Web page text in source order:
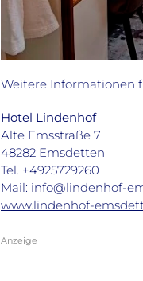
Weitere Informationen
Hotel Lindenhof
Alte Emsstraße 7
48282 Emsdetten
Tel. +4925729260
Mail: info@lindenhof-
www.lindenhof-
Anzeige